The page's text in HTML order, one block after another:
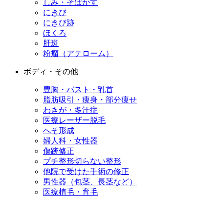
しみ・そばかす
にきび
にきび跡
ほくろ
肝斑
粉瘤（アテローム）
ボディ・その他
豊胸・バスト・乳首
脂肪吸引・痩身・部分痩せ
わきが・多汗症
医療レーザー脱毛
へそ形成
婦人科・女性器
傷跡修正
プチ整形切らない整形
他院で受けた手術の修正
男性器（包茎、長茎など）
医療植毛・育毛